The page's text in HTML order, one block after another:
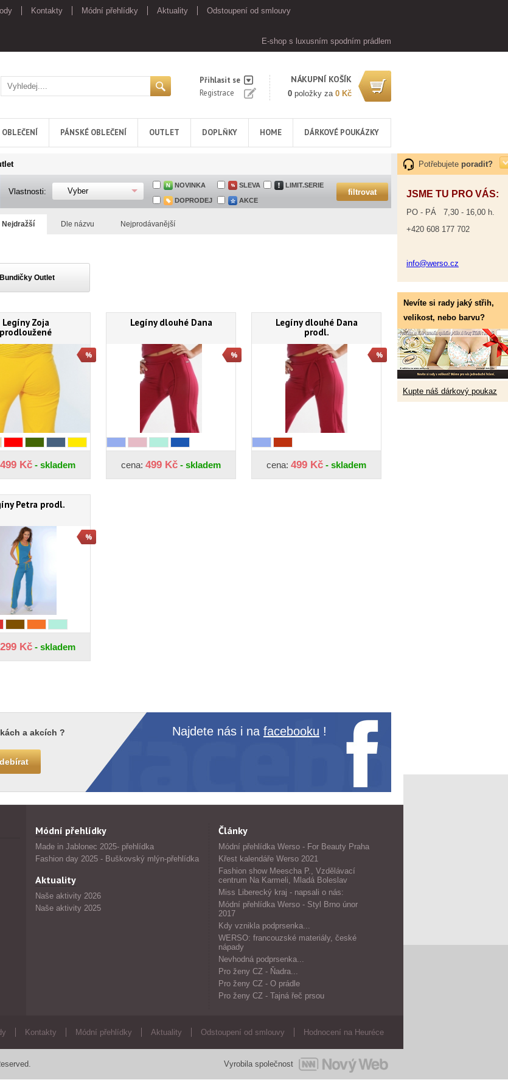
Kontakty Módní přehlídky Aktuality
Odstoupení od smlouvy
E-shop s luxusním spodním prádlem
Přihlasit se
Registrace
NÁKUPNÍ KOŠÍK
0 položky za 0 Kč
PÁNSKÉ OBLEČENÍ OUTLET DOPLŇKY HOME DÁRKOVÉ POUKÁZKY
Potřebujete poradit?
JSME TU PRO VÁS:
PO - PÁ 7,30 - 16,00 h.
+420 608 177 702
info@werso.cz
Nevíte si rady jaký střih,
velikost, nebo barvu?
Kupte náš dárkový poukaz
Vlastnosti: Vyber
NOVINKA SLEVA LIMIT.SERIE
DOPRODEJ AKCE
Nejdražší Dle názvu Nejprodávanější
Bundičky Outlet
Legíny Zoja
prodloužené
499 Kč - skladem
Legíny dlouhé Dana
cena: 499 Kč - skladem
Legíny dlouhé Dana
prodl.
cena: 499 Kč - skladem
Petra prodl.
299 Kč - skladem
a akcích ? Najdete nás i na facebooku !
Módní přehlídky
Made in Jablonec 2025- přehlídka
Fashion day 2025 - Buškovský mlýn-přehlídka
Aktuality
Naše aktivity 2026
Naše aktivity 2025
Články
Módní přehlídka Werso - For Beauty Praha
Křest kalendáře Werso 2021
Fashion show Meescha P., Vzdělávací
centrum Na Karmeli, Mladá Boleslav
Miss Liberecký kraj - napsali o nás:
Módní přehlídka Werso - Styl Brno únor
2017
Kdy vznikla podprsenka...
WERSO: francouzské materiály, české
nápady
Nevhodná podprsenka...
Pro ženy CZ - Ňadra...
Pro ženy CZ - O prádle
Pro ženy CZ - Tajná řeč prsou
Kontakty Módní přehlídky Aktuality Odstoupení od smlouvy Hodnocení na Heuréce
Vyrobila společnost